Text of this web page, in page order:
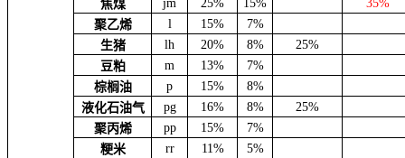
焦煤 jm 25% 15%
35%
聚乙烯
l 15%
7%
生猪
lh 20% 8%
25%
豆粕
m 13%
7%
棕榈油
p 15%
8%
液化石油气
pg 16% 8%
25%
聚丙烯
pp 15%
7%
粳米
rr 11%
5%